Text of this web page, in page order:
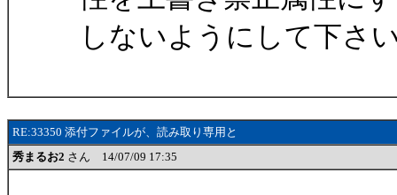
しないようにして下さ
RE:33350 添付ファイルが、読み取り専用と
秀まるお2 さん 14/07/09 17:35